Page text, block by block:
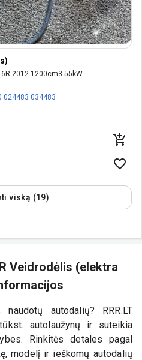
2012 1200cm3 55kW
024483 034483
viską (19)
Veidrodėlis (elektra
autodalių? RRR.LT
autolaužynų ir suteikia
Rinkitės detales pagal
modelį ir ieškomų autodalių